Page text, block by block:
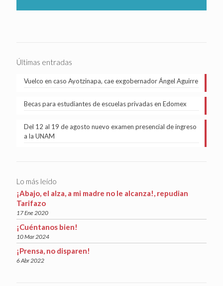
Últimas entradas
Vuelco en caso Ayotzinapa, cae exgobernador Ángel Aguirre
Becas para estudiantes de escuelas privadas en Edomex
Del 12 al 19 de agosto nuevo examen presencial de ingreso
a la UNAM
Lo más leído
¡Abajo, el alza, a mi madre no le alcanza!, repudian
Tarifazo
17 Ene 2020
¡Cuéntanos bien!
10 Mar 2024
¡Prensa, no disparen!
6 Abr 2022